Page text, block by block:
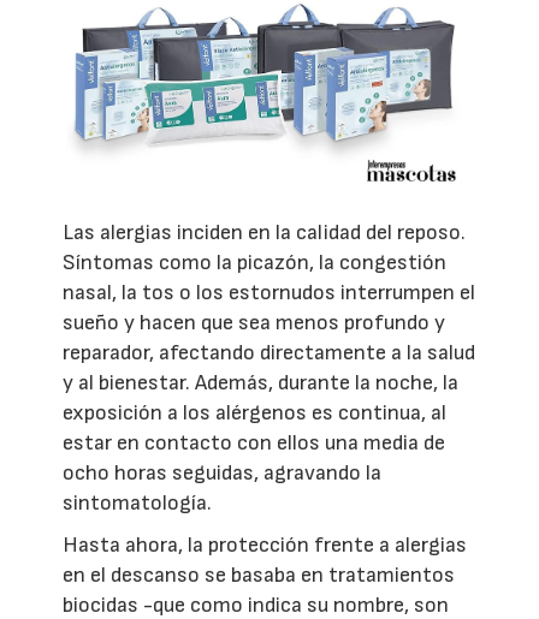
Las alergias inciden en la calidad del reposo.
Síntomas como la picazón, la congestión
nasal, la tos o los estornudos interrumpen el
sueño y hacen que sea menos profundo y
reparador, afectando directamente a la salud
y al bienestar. Además, durante la noche, la
exposición a los alérgenos es continua, al
estar en contacto con ellos una media de
ocho horas seguidas, agravando la
sintomatología.
Hasta ahora, la protección frente a alergias
en el descanso se basaba en tratamientos
biocidas -que como indica su nombre, son